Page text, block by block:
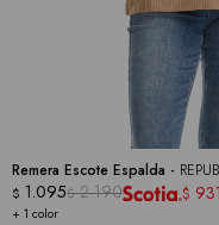
Remera Escote Espalda -
+ 1 color
$ 1.095$ 2.190 $ 931